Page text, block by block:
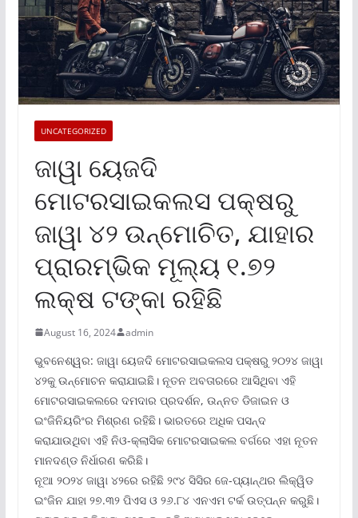
UNCATEGORIZED
ଜାୱା ୟେଜଦି
ମୋଟରସାଇକଲସ ପକ୍ଷରୁ
ଜାୱା ୪୨ ଉନ୍ମୋଚିତ, ଯାହାର
ପ୍ରାରମ୍ଭିକ ମୂଲ୍ୟ ୧.୭୨
ଲକ୍ଷ ଟଙ୍କା ରହିଛି
August 16, 2024 admin
ଭୁବନେଶ୍ୱର: ଜାୱା ୟେଜଦି ମୋଟରସାଇକଲସ ପକ୍ଷରୁ ୨୦୨୪ ଜାୱା
୪୨କୁ ଉନ୍ମୋଚନ କରାଯାଇଛି। ନୂତନ ଅବତାରରେ ଆସିଥିବା ଏହି
ମୋଟରସାଇକଲରେ ଦମଦାର ପ୍ରଦର୍ଶନ, ଉନ୍ନତ ଡିଜାଇନ ଓ
ଇଂଜିନିୟରିଂର ମିଶ୍ରଣ ରହିଛି। ଭାରତରେ ଅଧିକ ପସନ୍ଦ
କରାଯାଉଥିବା ଏହି ନିଓ-କ୍ଲାସିକ ମୋଟରସାଇକଲ ବର୍ଗରେ ଏହା ନୂତନ
ମାନଦଣ୍ଡ ନିର୍ଧାରଣ କରିଛି।
ନୂଆ ୨୦୨୪ ଜାୱା ୪୨ରେ ରହିଛି ୨୯୪ ସିସିର ଜେ-ପ୍ୟାନ୍ଥର ଲିକ୍ୱିଡ
ଇଂଜିନ ଯାହା ୨୭.୩୨ ପିଏସ ଓ ୨୬.୮୪ ଏନଏମ ଟର୍କ ଉତ୍ପନ୍ନ କରୁଛି।